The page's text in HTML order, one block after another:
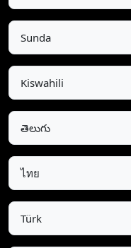
Sunda
Kiswahili
తెలుగు
ไทย
Türk